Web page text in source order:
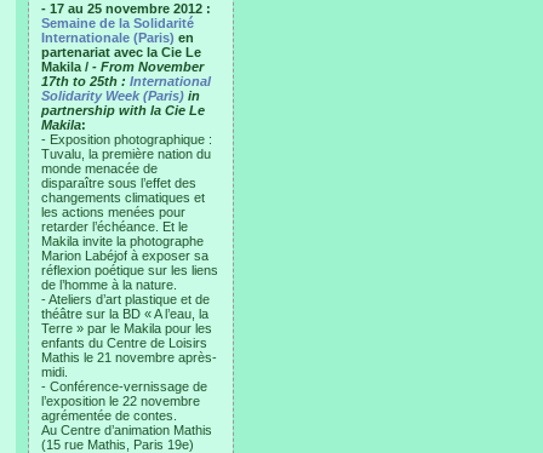
- 17 au 25 novembre 2012 :
Semaine de la Solidarité
Internationale (Paris) en
partenariat avec la Cie Le
Makila / - From November
17th to 25th : International
Solidarity Week (Paris) in
partnership with la Cie Le
Makila:
- Exposition photographique :
Tuvalu, la première nation du
monde menacée de
disparaître sous l’effet des
changements climatiques et
les actions menées pour
retarder l’échéance. Et le
Makila invite la photographe
Marion Labéjof à exposer sa
réflexion poétique sur les liens
de l’homme à la nature.
- Ateliers d’art plastique et de
théâtre sur la BD « A l’eau, la
Terre » par le Makila pour les
enfants du Centre de Loisirs
Mathis le 21 novembre après-
midi.
- Conférence-vernissage de
l’exposition le 22 novembre
agrémentée de contes.
Au Centre d’animation Mathis
(15 rue Mathis, Paris 19e)